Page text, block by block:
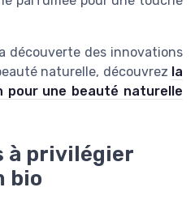
découverte des innovations
naturelle, découvrez la
une beauté naturelle
à privilégier
bio